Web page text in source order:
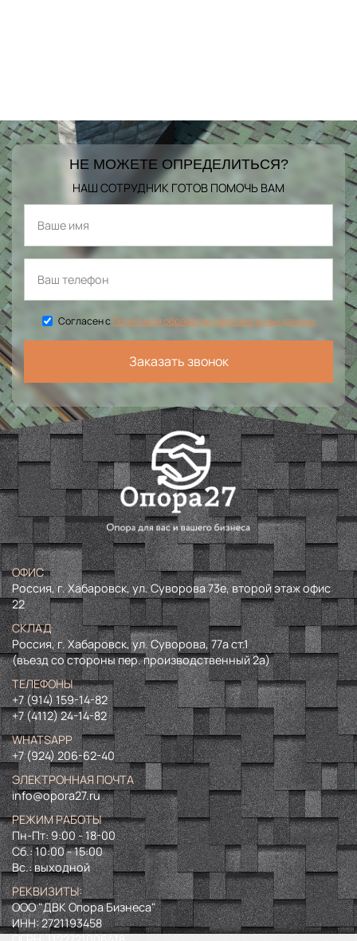
НЕ МОЖЕТЕ ОПРЕДЕЛИТЬСЯ?
НАШ СОТРУДНИК ГОТОВ ПОМОЧЬ ВАМ
Согласен сПолитикой обработки персональных данных
Заказать звонок
ОФИС
Россия, г. Хабаровск, ул. Суворова 73е, второй этаж офис
22
СКЛАД
Россия, г. Хабаровск, ул. Суворова, 77а ст.1
(въезд со стороны пер. производственный 2а)
ТЕЛЕФОНЫ
+7 (914) 159-14-82
+7 (4112) 24-14-82
WHATSAPP
+7 (924) 206-62-40
ЭЛЕКТРОННАЯ ПОЧТА
info@opora27.ru
РЕЖИМ РАБОТЫ
Пн-Пт: 9:00 - 18-00
Сб.: 10:00 - 15:00
Вс.: выходной
РЕКВИЗИТЫ:
ООО "ДВК Опора Бизнеса"
ИНН:2721193458